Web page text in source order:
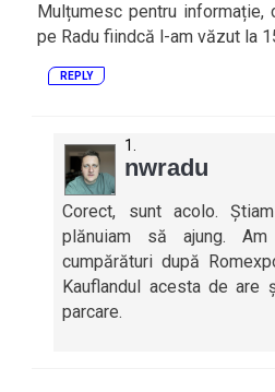
Mulțumesc pentru
pe Radu fiindcă l-am văzut la
REPLY
nwradu
Corect, sunt acolo.
plănuiam să ajung.
cumpărături după
Kauflandul acesta de
parcare.